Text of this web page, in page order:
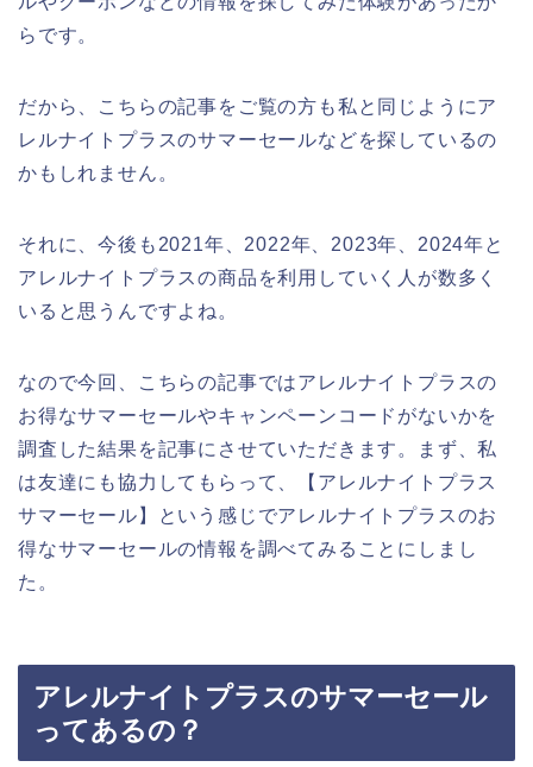
らです。
だから、こちらの記事をご覧の方も私と同じようにア
レルナイトプラスのサマーセールなどを探しているの
かもしれません。
それに、今後も2021年、2022年、2023年、2024年と
アレルナイトプラスの商品を利用していく人が数多く
いると思うんですよね。
なので今回、こちらの記事ではアレルナイトプラスの
お得なサマーセールやキャンペーンコードがないかを
調査した結果を記事にさせていただきます。まず、私
は友達にも協力してもらって、【アレルナイトプラス
サマーセール】という感じでアレルナイトプラスのお
得なサマーセールの情報を調べてみることにしまし
た。
アレルナイトプラスのサマーセール
ってあるの？